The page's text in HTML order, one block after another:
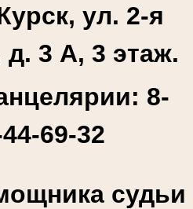
ул. 2-я
д. 3 А, 3 этаж.
8-
69-32
судьи